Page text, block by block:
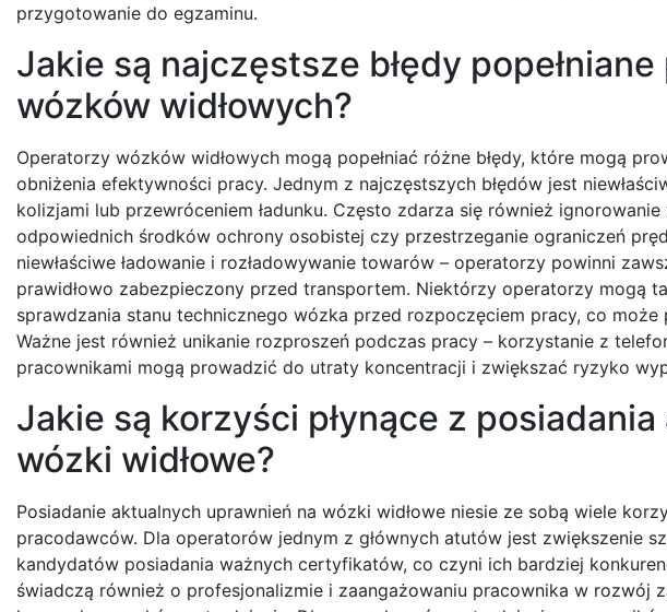
przygotowanie do egzaminu.
Jakie są najczęstsze błędy
wózków widłowych?
Operatorzy wózków widłowych mogą popełniać różne błędy, które mogą
obniżenia efektywności pracy. Jednym z najczęstszych błędów jest
kolizjami lub przewróceniem ładunku. Często zdarza się również
odpowiednich środków ochrony osobistej czy przestrzeganie ograniczeń
niewłaściwe ładowanie i rozładowywanie towarów – operatorzy powinni
prawidłowo zabezpieczony przed transportem. Niektórzy operatorzy mogą
sprawdzania stanu technicznego wózka przed rozpoczęciem pracy, co
Ważne jest również unikanie rozproszeń podczas pracy – korzystanie z
pracownikami mogą prowadzić do utraty koncentracji i zwiększać ryzyko
Jakie są korzyści płynące z
wózki widłowe?
Posiadanie aktualnych uprawnień na wózki widłowe niesie ze sobą wiele
pracodawców. Dla operatorów jednym z głównych atutów jest zwiększenie
kandydatów posiadania ważnych certyfikatów, co czyni ich bardziej
świadczą również o profesjonalizmie i zaangażowaniu pracownika w rozwój